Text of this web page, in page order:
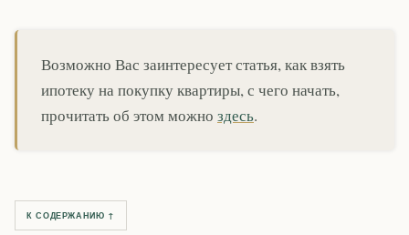
Возможно Вас заинтересует статья, как взять
ипотеку на покупку квартиры, с чего начать,
прочитать об этом можно здесь.
К СОДЕРЖАНИЮ ↑